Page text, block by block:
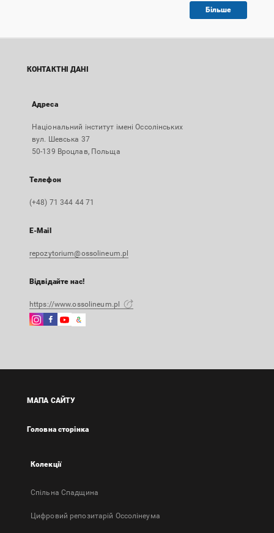
Більше
КОНТАКТНІ ДАНІ
Адреса
Національний інститут імені Оссолінських
вул. Шевська 37
50-139 Вроцлав, Польща
Телефон
(+48) 71 344 44 71
E-Mail
repozytorium@ossolineum.pl
Відвідайте нас!
https://www.ossolineum.pl
Instagram
в
Facebook
в
Instagram
в
Google
Зовнішнє
в
вкладці
МАПА САЙТУ
Головна сторінка
Колекції
Спільна Спадщина
Цифровий репозитарій Оссолінеума